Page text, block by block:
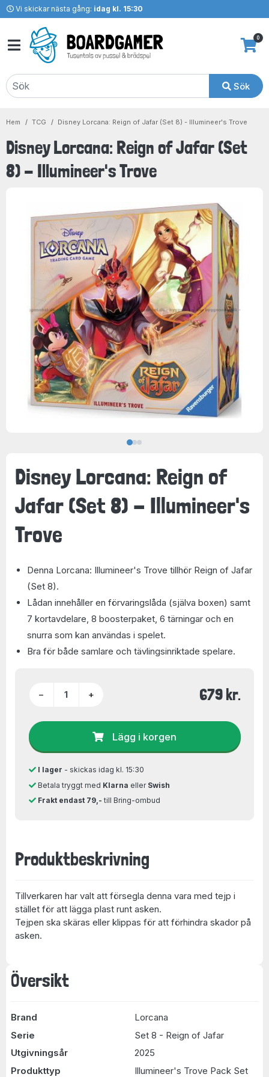
Vi skickar nästa gång: idag kl. 15:30
Sök
0
Hem TCG Disney Lorcana: Reign of Jafar (Set 8) - Illumineer's Trove
Disney Lorcana: Reign of Jafar (Set
8) - Illumineer's Trove
Översikt
Brand
Lorcana
Serie
Set 8 - Reign of Jafar
Utgivningsår
2025
Produkttyp
Illumineer's Trove Pack Set
Disney Lorcana: Reign of
Jafar (Set 8) - Illumineer's
Trove
Denna Lorcana: Illumineer's Trove tillhör Reign of Jafar
(Set 8).
Lådan innehåller en förvaringslåda (själva boxen) samt
7 kortavdelare, 8 boosterpaket, 6 tärningar och en
snurra som kan användas i spelet.
Bra för både samlare och tävlingsinriktade spelare.
− + 679 kr.
Lägg i korgen
I lager - skickas idag kl. 15:30
Betala tryggt med Klarna eller Swish
Frakt endast 79,- till Bring-ombud
Produktbeskrivning
Tillverkaren har valt att försegla denna vara med tejp i
stället för att lägga plast runt asken.
Tejpen ska skäras eller klippas för att förhindra skador på
asken.